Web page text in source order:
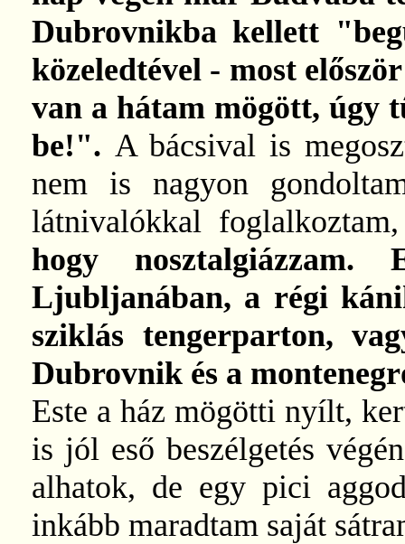
Dubrovnikba kellett
közeledtével - most
van a hátam mögött, úgy
be!". A bácsival is
nem is nagyon
látnivalókkal
hogy nosztalgiázzam.
Ljubljanában, a régi
sziklás tengerparton,
Dubrovnik és a
Este a ház mögötti nyílt,
is jól eső beszélgetés
alhatok, de egy pici
inkább maradtam saját